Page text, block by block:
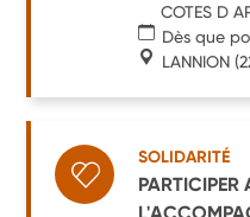
COTES D
Dès que
LANNION
SOLIDARITÉ
PARTICIPER